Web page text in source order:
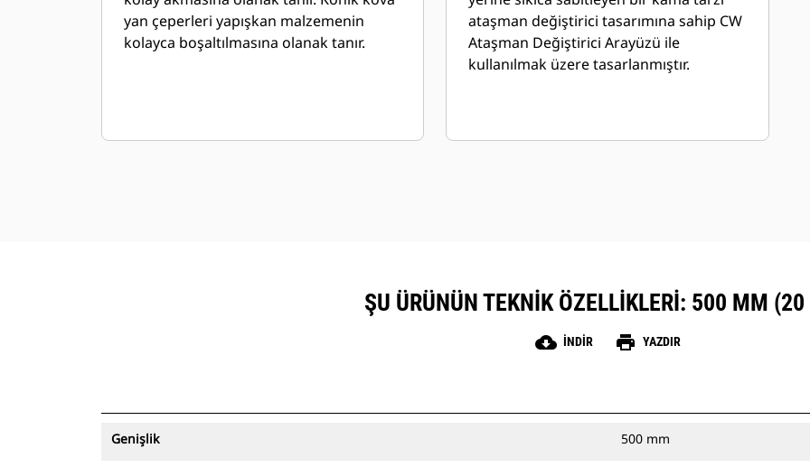
yan çeperleri yapışkan malzemenin
kolayca boşaltılmasına olanak tanır.
ataşman değiştirici tasarımına sahip CW
Ataşman Değiştirici Arayüzü ile
kullanılmak üzere tasarlanmıştır.
ŞU ÜRÜNÜN TEKNIK ÖZELLIKLERI: 500 MM
cloud_download İNDIR print YAZDIR
Genişlik 500 mm